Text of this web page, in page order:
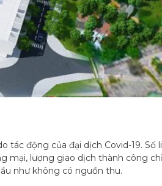
tác động của đại dịch Covid-19.
mại, lượng giao dịch thành công
như không có nguồn thu.